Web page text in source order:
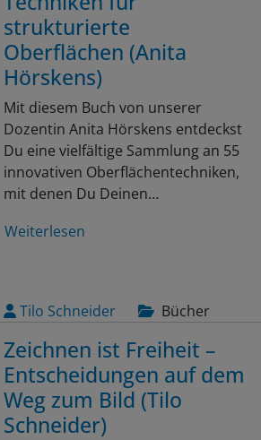
strukturierte
Oberflächen (Anita
Hörskens)
Mit diesem Buch von unserer
Dozentin Anita Hörskens entdeckst
Du eine vielfältige Sammlung an 55
innovativen Oberflächentechniken,
mit denen Du Deinen…
Weiterlesen
Tilo Schneider Bücher
Zeichnen ist Freiheit –
Entscheidungen auf dem
Weg zum Bild (Tilo
Schneider)